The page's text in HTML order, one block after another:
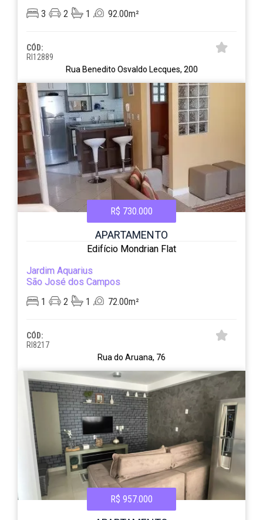
3
2 1 92.00m²
CÓD:
RI12889
Rua Benedito Osvaldo Lecques, 200
R$ 730.000
APARTAMENTO
Edifício Mondrian Flat
Jardim Aquarius
São José dos Campos
1
2 1 72.00m²
CÓD:
RI8217
Rua do Aruana, 76
R$ 957.000